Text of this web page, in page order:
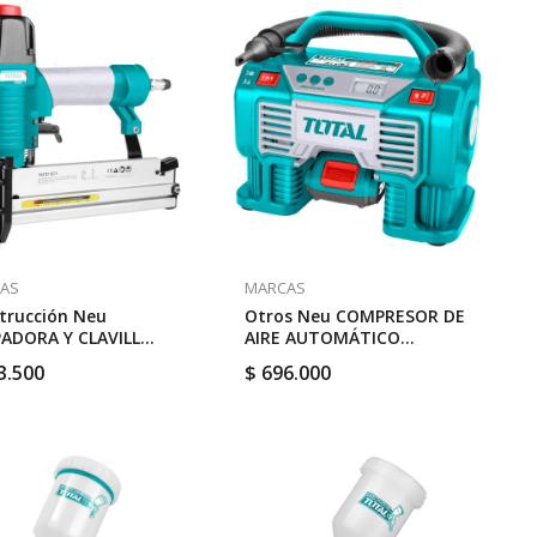
Neu
Y CLAVILL
TOTAL TAT81501
MARCAS
Otros Neu COMPRESOR DE
AIRE AUTOMÁTICO
TOTAL TACLI2002
$ 696.000